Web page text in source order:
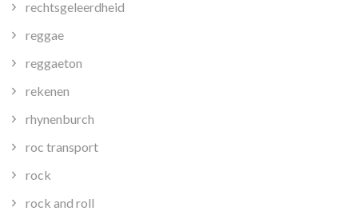
rechtsgeleerdheid
reggae
reggaeton
rekenen
rhynenburch
roc transport
rock
rock and roll